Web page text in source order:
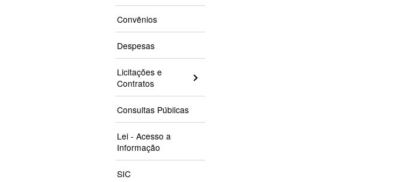
Convênios
Despesas
Licitações e
Contratos
Consultas Públicas
Lei - Acesso a
Informação
SIC